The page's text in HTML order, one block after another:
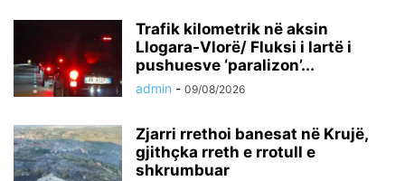
Trafik kilometrik në aksin
Llogara-Vlorë/ Fluksi i lartë i
pushuesve ‘paralizon’...
admin - 09/08/2026
Zjarri rrethoi banesat në Krujë,
gjithçka rreth e rrotull e
shkrumbuar